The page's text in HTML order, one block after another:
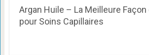
Argan Huile – La Meilleure Façon
pour Soins Capillaires